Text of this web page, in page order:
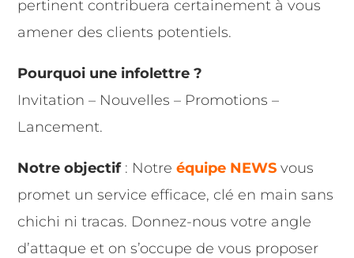
pertinent contribuera certainement à vous
amener des clients potentiels.
Pourquoi une infolettre ?
Invitation – Nouvelles – Promotions –
Lancement.
Notre objectif: Notreéquipe NEWS vous
promet un service efficace, clé en main sans
chichi ni tracas. Donnez-nous votre angle
d’attaque et on s’occupe de vous proposer